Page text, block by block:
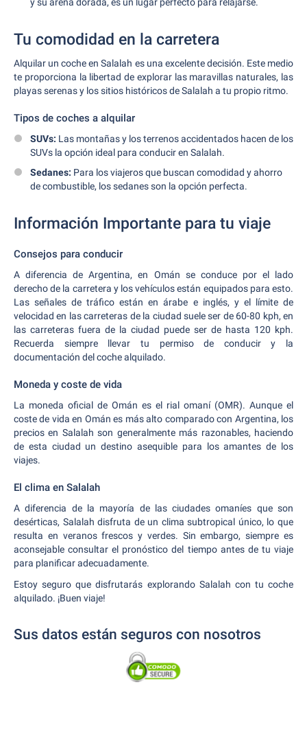
Tu comodidad en la carretera
Alquilar un coche en Salalah es una excelente decisión. Este medio
te proporciona la libertad de explorar las maravillas naturales, las
playas serenas y los sitios históricos de Salalah a tu propio ritmo.
Tipos de coches a alquilar
SUVs: Las montañas y los terrenos accidentados hacen de los
SUVs la opción ideal para conducir en Salalah.
Sedanes: Para los viajeros que buscan comodidad y ahorro
de combustible, los sedanes son la opción perfecta.
Información Importante para tu viaje
Consejos para conducir
A diferencia de Argentina, en Omán se conduce por el lado
derecho de la carretera y los vehículos están equipados para esto.
Las señales de tráfico están en árabe e inglés, y el límite de
velocidad en las carreteras de la ciudad suele ser de 60-80 kph, en
las carreteras fuera de la ciudad puede ser de hasta 120 kph.
Recuerda siempre llevar tu permiso de conducir y la
documentación del coche alquilado.
Moneda y coste de vida
La moneda oficial de Omán es el rial omaní (OMR). Aunque el
coste de vida en Omán es más alto comparado con Argentina, los
precios en Salalah son generalmente más razonables, haciendo
de esta ciudad un destino asequible para los amantes de los
viajes.
El clima en Salalah
A diferencia de la mayoría de las ciudades omaníes que son
desérticas, Salalah disfruta de un clima subtropical único, lo que
resulta en veranos frescos y verdes. Sin embargo, siempre es
aconsejable consultar el pronóstico del tiempo antes de tu viaje
para planificar adecuadamente.
Estoy seguro que disfrutarás explorando Salalah con tu coche
alquilado. ¡Buen viaje!
Sus datos están seguros con nosotros